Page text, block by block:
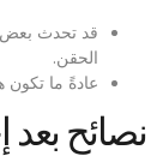
قد تحدث بعض
الحقن.
عادةً ما تكون
نصائح بعد